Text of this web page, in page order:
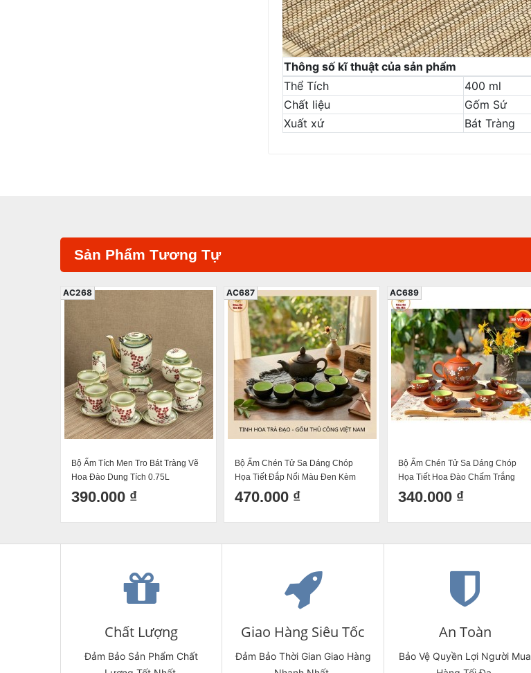
Thông số kĩ thuật của sản phẩm
Thể Tích
400 ml
Chất liệu
Gốm Sứ
Xuất xứ
Bát Tràng
Sản Phẩm Tương Tự
Bộ Ấm Tích Men Tro Bát Tràng Vẽ
Hoa Đào Dung Tích 0.75L
390.000 ₫
AC268
Bộ Ấm Chén Tử Sa Dáng Chóp
Họa Tiết Đắp Nổi Màu Đen Kèm
Khay Tùng 300ml
470.000 ₫
AC687
Bộ Ấm Chén Tử Sa Dáng Chóp
Họa Tiết Hoa Đào Chấm Trắng
300ml
340.000 ₫
AC689
Chất Lượng
Đảm Bảo Sản Phẩm Chất
Giao Hàng Siêu Tốc
Đảm Bảo Thời Gian Giao Hàng
An Toàn
Bảo Vệ Quyền Lợi Người Mua